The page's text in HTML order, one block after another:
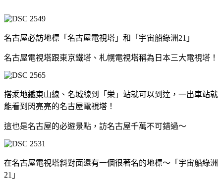
名古屋必訪地標「名古屋電視塔」和「宇宙船綠洲21」
名古屋電視塔跟東京鐵塔、札幌電視塔稱為日本三大電視塔！
搭乘地鐵東山線、名城線到「栄」站就可以到達，一出車站就
能看到閃亮亮的名古屋電視塔！
這也是名古屋的必遊景點，訪名古屋千萬不可錯過～
在名古屋電視塔斜對面還有一個很著名的地標～「宇宙船綠洲
21」